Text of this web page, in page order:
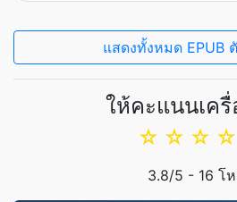
แสดงทั้งหมด EPUB
ให้คะแนนเค
☆
☆
☆
☆
3.8/5 - 16 โ